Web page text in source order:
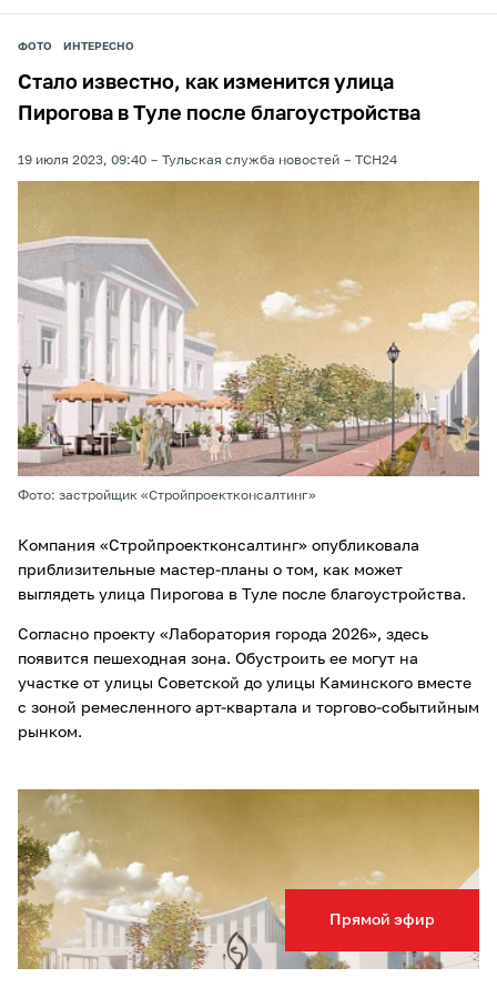
Прямой эфир
ФОТО ИНТЕРЕСНО
Стало известно, как изменится улица
Пирогова в Туле после благоустройства
19 июля 2023, 09:40 Тульская служба новостей ТСН24
Фото: застройщик «Стройпроектконсалтинг»
Компания «Стройпроектконсалтинг» опубликовала
приблизительные мастер-планы о том, как может
выглядеть улица Пирогова в Туле после благоустройства.
Согласно проекту «Лаборатория города 2026», здесь
появится пешеходная зона. Обустроить ее могут на
участке от улицы Советской до улицы Каминского вместе
с зоной ремесленного арт-квартала и торгово-событийным
рынком.